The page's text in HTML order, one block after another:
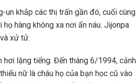
un khắp các thị trấn gần đó, cuối cùng
hàng không xa nơi ẩn náu. Jijonpa
xử tử.
lặng tiếng. Đến tháng 6/1994, cảnh
nữ là cháu họ của bạn học cũ vào